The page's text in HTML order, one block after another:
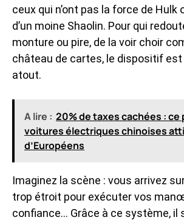
ceux qui n’ont pas la force de Hulk
d’un moine Shaolin. Pour qui
monture ou pire, de la voir choir
château de cartes, le dispositif est
atout.
A lire : 20% de taxes cachées : ce
voitures électriques chinoises
d’Européens
Imaginez la scène : vous arrivez
trop étroit pour exécuter vos
confiance… Grâce à ce système, il